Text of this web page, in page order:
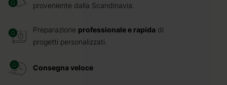
proveniente dalla Scandinavia.
Preparazione professionale e rapida di
progetti personalizzati.
Consegna veloce